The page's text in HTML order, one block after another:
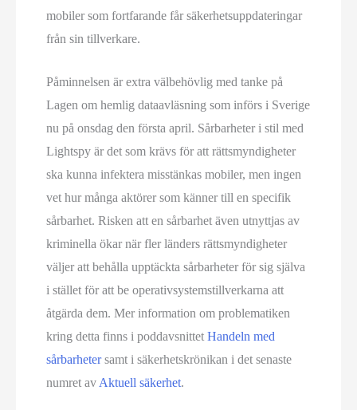
mobiler som fortfarande får säkerhetsuppdateringar
från sin tillverkare.
Påminnelsen är extra välbehövlig med tanke på
Lagen om hemlig dataavläsning som införs i Sverige
nu på onsdag den första april. Sårbarheter i stil med
Lightspy är det som krävs för att rättsmyndigheter
ska kunna infektera misstänkas mobiler, men ingen
vet hur många aktörer som känner till en specifik
sårbarhet. Risken att en sårbarhet även utnyttjas av
kriminella ökar när fler länders rättsmyndigheter
väljer att behålla upptäckta sårbarheter för sig själva
i stället för att be operativsystemstillverkarna att
åtgärda dem. Mer information om problematiken
kring detta finns i poddavsnittetHandeln med
sårbarhetersamt i säkerhetskrönikan i det senaste
numret avAktuell säkerhet.